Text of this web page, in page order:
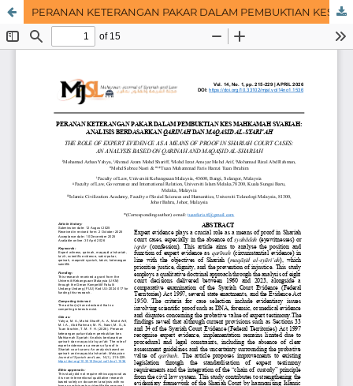
PERANAN KETERANGAN PAKAR DALAM PEMBUKTIAN KES MAHKAMAH SYARIAH: ANALISIS BERDASARKAN QARINAH DAN MAQASID AL-SYARI‘AH